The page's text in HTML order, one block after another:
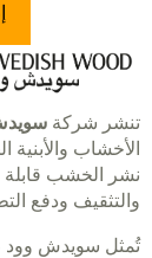
تنشر شركة
الأخشاب
نشر الخشب قابلة
والتثقيف ودفع
تُمثل سويدش